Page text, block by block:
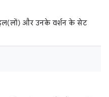
और उनके वर्शन के सेट